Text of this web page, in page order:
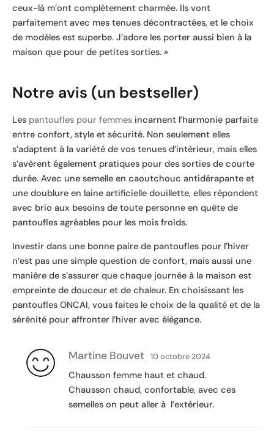
ceux-là m’ont complètement charmée. Ils vont
parfaitement avec mes tenues décontractées, et le choix
de modèles est superbe. J’adore les porter aussi bien à la
maison que pour de petites sorties. »
Notre avis (un bestseller)
Les pantoufles pour femmes incarnent l’harmonie parfaite
entre confort, style et sécurité. Non seulement elles
s’adaptent à la variété de vos tenues d’intérieur, mais elles
s’avèrent également pratiques pour des sorties de courte
durée. Avec une semelle en caoutchouc antidérapante et
une doublure en laine artificielle douillette, elles répondent
avec brio aux besoins de toute personne en quête de
pantoufles agréables pour les mois froids.
Investir dans une bonne paire de pantoufles pour l’hiver
n’est pas une simple question de confort, mais aussi une
manière de s’assurer que chaque journée à la maison est
empreinte de douceur et de chaleur. En choisissant les
pantoufles ONCAI, vous faites le choix de la qualité et de la
sérénité pour affronter l’hiver avec élégance.
Martine Bouvet 10 octobre 2024
Chausson femme haut et chaud.
Chausson chaud, confortable, avec ces
semelles on peut aller à l’extérieur.